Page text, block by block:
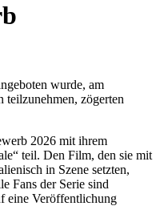
wurde, am
teilzunehmen, zögerten
2026 mit ihrem
teil. Den Film, den sie mit
in Szene setzten,
Fans der Serie sind
eine Veröffentlichung